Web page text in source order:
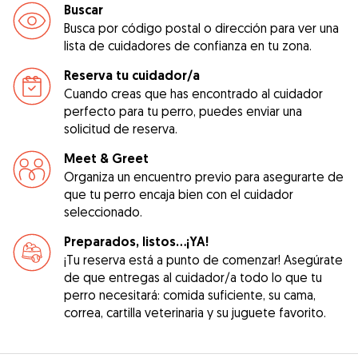
Buscar
Busca por código postal o dirección para ver una
lista de cuidadores de confianza en tu zona.
Reserva tu cuidador/a
Cuando creas que has encontrado al cuidador
perfecto para tu perro, puedes enviar una
solicitud de reserva.
Meet & Greet
Organiza un encuentro previo para asegurarte de
que tu perro encaja bien con el cuidador
seleccionado.
Preparados, listos...¡YA!
¡Tu reserva está a punto de comenzar! Asegúrate
de que entregas al cuidador/a todo lo que tu
perro necesitará: comida suficiente, su cama,
correa, cartilla veterinaria y su juguete favorito.